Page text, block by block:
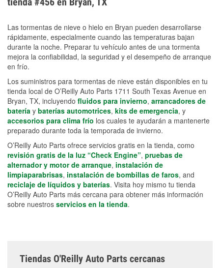
anticongelante en nuestra sección How-To.
Las tormentas de nieve o hielo en Bryan pueden desarrollarse
rápidamente, especialmente cuando las temperaturas bajan
durante la noche. Preparar tu vehículo antes de una tormenta
mejora la confiabilidad, la seguridad y el desempeño de arranque
en frío.
Los suministros para tormentas de nieve están disponibles en tu
tienda local de O’Reilly Auto Parts 1711 South Texas Avenue en
Bryan, TX, incluyendo fluidos para invierno, arrancadores de
batería y baterías automotrices, kits de emergencia, y
accesorios para clima frío los cuales te ayudarán a mantenerte
preparado durante toda la temporada de invierno.
O’Reilly Auto Parts ofrece servicios gratis en la tienda, como
revisión gratis de la luz “Check Engine”, pruebas de
alternador y motor de arranque, instalación de
limpiaparabrisas, instalación de bombillas de faros, and
reciclaje de líquidos y baterías. Visita hoy mismo tu tienda
O’Reilly Auto Parts más cercana para obtener más información
sobre nuestros servicios en la tienda.
Tiendas O'Reilly Auto Parts cercanas